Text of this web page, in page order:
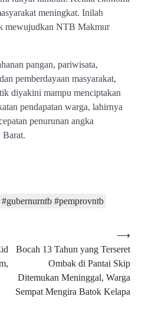
meningkat. Inilah
mewujudkan NTB Makmur
pangan, pariwisata,
pemberdayaan masyarakat,
diyakini mampu menciptakan
pendapatan warga, lahirnya
penurunan angka
Barat.
#pemprovntb
Bocah 13 Tahun yang Terseret
Ombak di Pantai Skip
Ditemukan Meninggal, Warga
Sempat Mengira Batok Kelapa
⟶